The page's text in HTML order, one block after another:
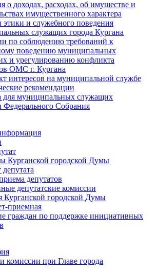
о доходах, расходах, об имуществе и
имущественного характера
этики и служебного поведения
служащих города Кургана
по соблюдению требований к
поведению муниципальных
и урегулированию конфликта
ОМС г. Кургана
интересов на муниципальной службе
рекомендации
для муниципальных служащих
Федерального Cобрания
Курганской городской Думы
депутатов
депутатские комиссии
Курганской городской Думы
приемная
граждан по поддержке инициативных
комиссии при Главе города